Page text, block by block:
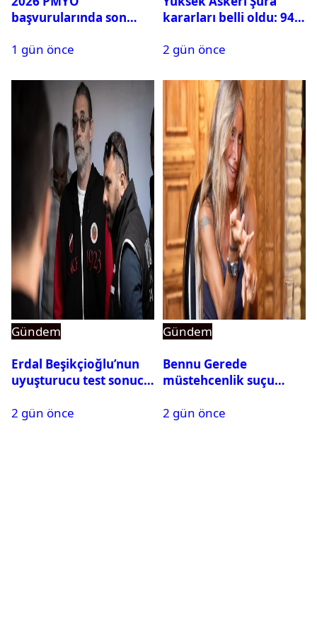
başvurularında son
1 gün önce
kararları belli oldu: 94
2 gün önce
Gündem
Erdal Beşikçioğlu’nun
uyuşturucu test sonucu
2 gün önce
Gündem
Bennu Gerede
müstehcenlik suçu
alındı
2 gün önce